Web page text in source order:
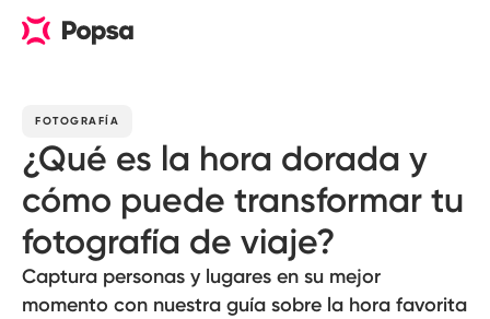
FOTOGRAFÍA
¿Qué es la hora dorada y
cómo puede transformar tu
fotografía de viaje?
Captura personas y lugares en su mejor
momento con nuestra guía sobre la hora favorita